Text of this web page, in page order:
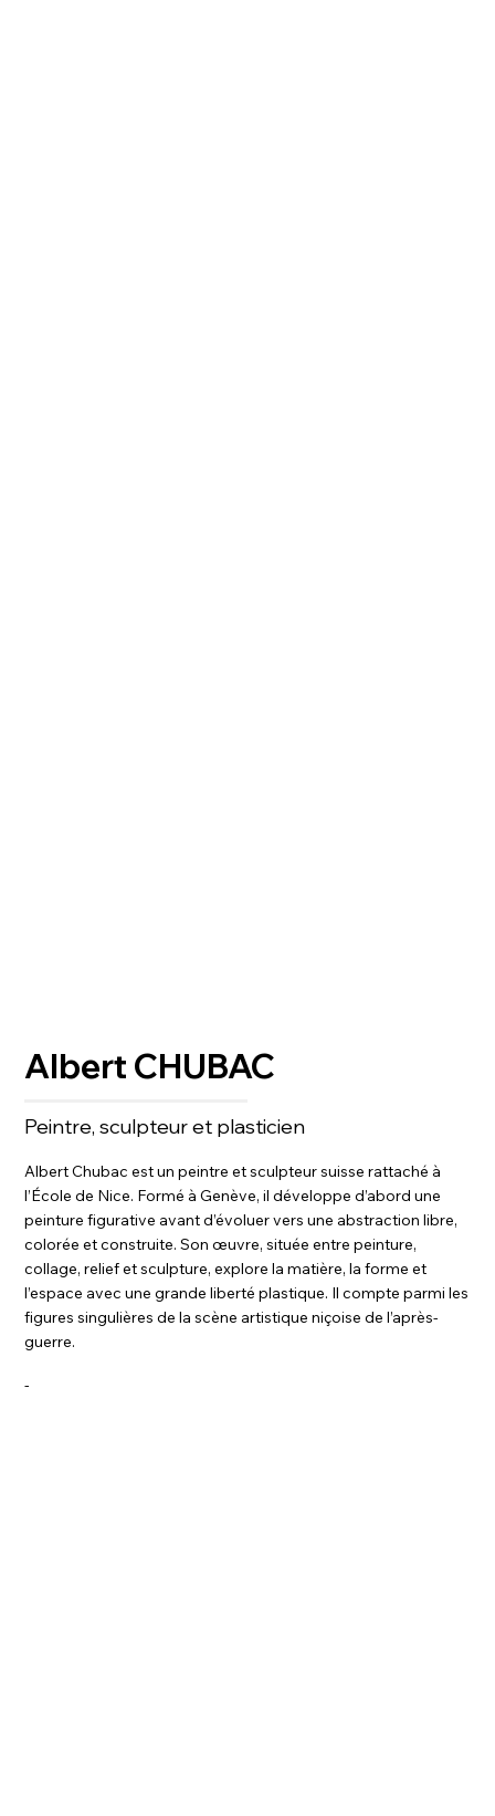
Albert CHUBAC
Peintre, sculpteur et plasticien
Albert Chubac est un peintre et sculpteur suisse rattaché à
l’École de Nice. Formé à Genève, il développe d’abord une
peinture figurative avant d’évoluer vers une abstraction libre,
colorée et construite. Son œuvre, située entre peinture,
collage, relief et sculpture, explore la matière, la forme et
l’espace avec une grande liberté plastique. Il compte parmi les
figures singulières de la scène artistique niçoise de l’après-
guerre.
-